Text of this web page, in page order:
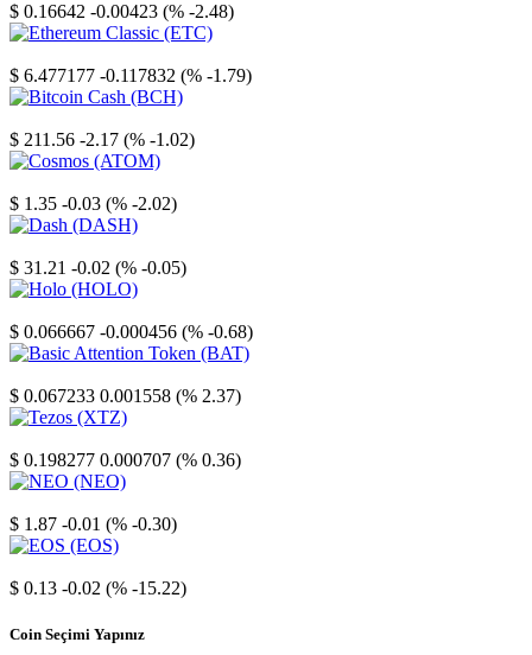
$ 0.16642 -0.00423 (% -2.48)
$ 6.477177 -0.117832 (% -1.79)
$ 211.56 -2.17 (% -1.02)
$ 1.35 -0.03 (% -2.02)
$ 31.21 -0.02 (% -0.05)
$ 0.066667 -0.000456 (% -0.68)
$ 0.067233 0.001558 (% 2.37)
$ 0.198277 0.000707 (% 0.36)
$ 1.87 -0.01 (% -0.30)
$ 0.13 -0.02 (% -15.22)
Coin Seçimi Yapınız